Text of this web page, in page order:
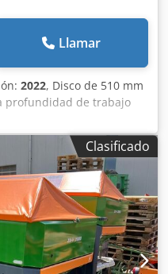
Llamar
2022, Disco de 510 mm
profundidad de trabajo
de la profundidad
púas C-Mix-Ultra
de la profundidad de
hidráulica HD
Tplefx Ag Aeha
Clasificado